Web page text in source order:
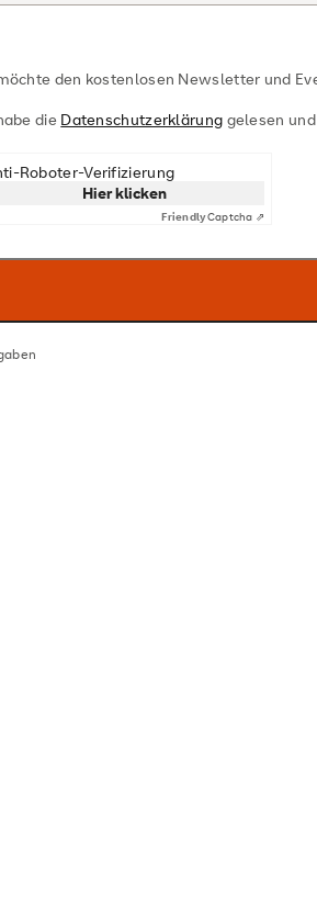
den kostenlosen Newsletter und
die Datenschutzerklärung gelesen
Roboter-Verifizierung
Hier klicken
FriendlyCaptcha ⇗